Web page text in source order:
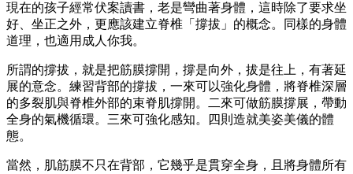
現在的孩子經常伏案讀書，老是彎曲著身體，這時除了要求坐
好、坐正之外，更應該建立脊椎「撐拔」的概念。同樣的身體
道理，也適用成人你我。
所謂的撐拔，就是把筋膜撐開，撐是向外，拔是往上，有著延
展的意念。練習背部的撐拔，一來可以強化身體，將脊椎深層
的多裂肌與脊椎外部的束脊肌撐開。二來可做筋膜撐展，帶動
全身的氣機循環。三來可強化感知。四則造就美姿美儀的體
態。
當然，肌筋膜不只在背部，它幾乎是貫穿全身，且將身體所有